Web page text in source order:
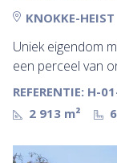
KNOKKE-HEIST
Uniek eigendom
een perceel van
REFERENTIE: H-
2 913 m²